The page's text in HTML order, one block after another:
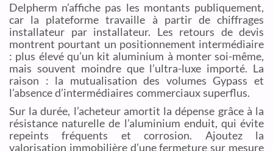
Delpherm n’affiche pas les montants publiquement,
car la plateforme travaille à partir de chiffrages
installateur par installateur. Les retours de devis
montrent pourtant un positionnement intermédiaire
: plus élevé qu’un kit aluminium à monter soi-même,
mais souvent moindre que l’ultra-luxe importé. La
raison : la mutualisation des volumes Gypass et
l’absence d’intermédiaires commerciaux superflus.
Sur la durée, l’acheteur amortit la dépense grâce à la
résistance naturelle de l’aluminium enduit, qui évite
repeints fréquents et corrosion. Ajoutez la
valorisation immobilière d’une fermeture sur mesure